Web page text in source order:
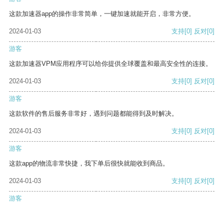
这款加速器app的操作非常简单，一键加速就能开启，非常方便。
2024-01-03 支持[0] 反对[0]
游客
这款加速器VPM应用程序可以给你提供全球覆盖和最高安全性的连接。
2024-01-03 支持[0] 反对[0]
游客
这款软件的售后服务非常好，遇到问题都能得到及时解决。
2024-01-03 支持[0] 反对[0]
游客
这款app的物流非常快捷，我下单后很快就能收到商品。
2024-01-03 支持[0] 反对[0]
游客